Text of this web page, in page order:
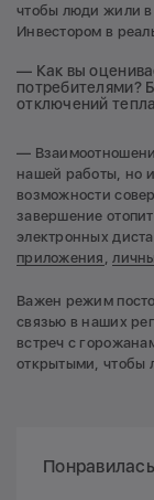
чтобы люди жили
Инвестором в
— Как вы
потребителями?
отключений
—
нашей работы, но и
возможности
завершение
электронных
приложения ,
Важен режим
связью в наших
встреч с
открытыми, чтобы